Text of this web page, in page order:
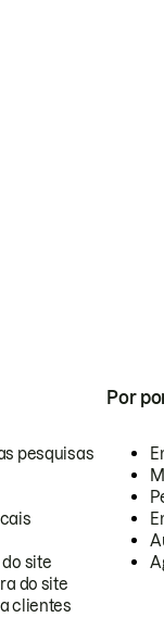
pesquisas
site
do site
clientes
Por